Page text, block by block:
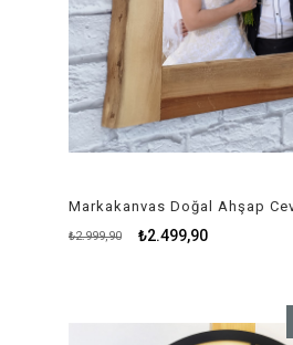
₺2.499,90
₺2.999,90